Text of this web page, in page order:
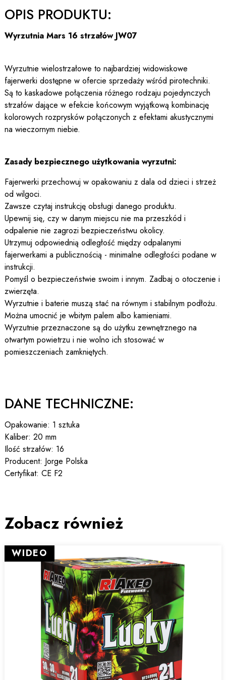
OPIS PRODUKTU:
Wyrzutnia Mars 16 strzałów JW07
Wyrzutnie wielostrzałowe to najbardziej widowiskowe
fajerwerki dostępne w ofercie sprzedaży wśród pirotechniki.
Są to kaskadowe połączenia różnego rodzaju pojedynczych
strzałów dające w efekcie końcowym wyjątkową kombinację
kolorowych rozprysków połączonych z efektami akustycznymi
na wieczornym niebie.
Zasady bezpiecznego użytkowania wyrzutni:
Fajerwerki przechowuj w opakowaniu z dala od dzieci i strzeż
od wilgoci.
Zawsze czytaj instrukcję obsługi danego produktu.
Upewnij się, czy w danym miejscu nie ma przeszkód i
odpalenie nie zagrozi bezpieczeństwu okolicy.
Utrzymuj odpowiednią odległość między odpalanymi
fajerwerkami a publicznością - minimalne odległości podane w
instrukcji.
Pomyśl o bezpieczeństwie swoim i innym. Zadbaj o otoczenie i
zwierzęta.
Wyrzutnie i baterie muszą stać na równym i stabilnym podłożu.
Można umocnić je wbitym palem albo kamieniami.
Wyrzutnie przeznaczone są do użytku zewnętrznego na
otwartym powietrzu i nie wolno ich stosować w
pomieszczeniach zamkniętych.
DANE TECHNICZNE:
Opakowanie: 1 sztuka
Kaliber: 20 mm
Ilość strzałów: 16
Producent: Jorge Polska
Certyfikat: CE F2
Zobacz również
WIDEO